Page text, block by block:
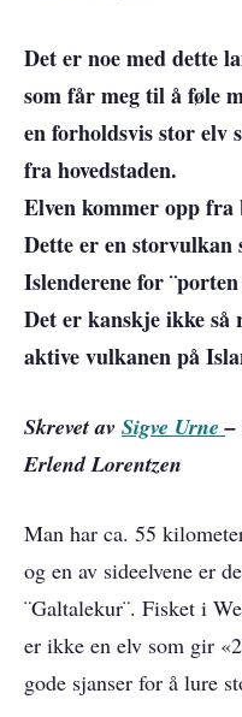
Det er noe med dette
som får meg til å føle
en forholdsvis stor elv
fra hovedstaden.
Elven kommer opp
Dette er en storvulkan
Islenderene for
Det er kanskje ikke
aktive vulkanen på
Skrevet av Sigve Urne–
Erlend Lorentzen
Man har ca. 55
og en av sideelvene er
¨Galtalekur¨. Fisket i
er ikke en elv som gir
gode sjanser for å lure